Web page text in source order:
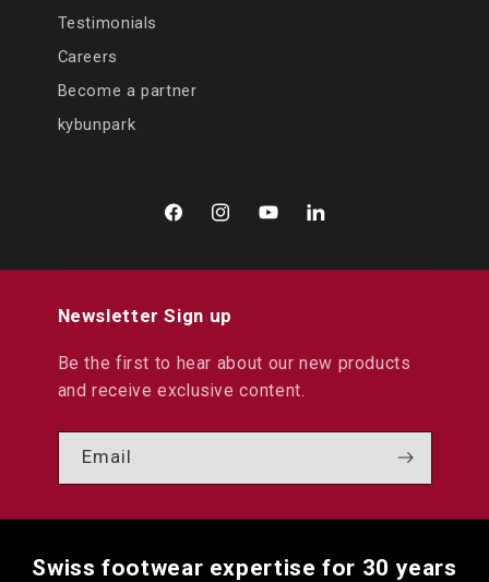
Testimonials
Careers
Become a partner
kybunpark
FacebookInstagramYouTubeLinkedIn
Newsletter Sign up
Be the first to hear about our new products
and receive exclusive content.
Email
Swiss footwear expertise for 30 years